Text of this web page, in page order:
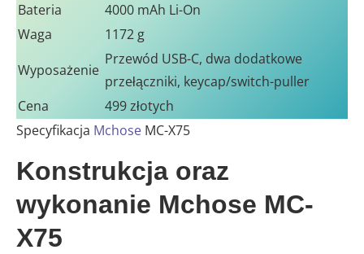
Bateria
4000 mAh Li-On
Waga
1172 g
Wyposażenie
Przewód USB-C, dwa dodatkowe
przełączniki, keycap/switch-puller
Cena
499 złotych
Specyfikacja Mchose MC-X75
Konstrukcja oraz
wykonanie Mchose MC-
X75